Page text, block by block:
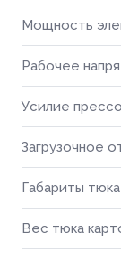
Мощность
Рабочее
Усилие
Загрузочное
Габариты тюка
Вес тюка